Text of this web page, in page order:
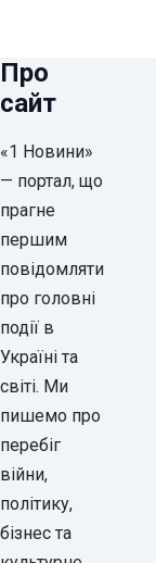
Про
сайт
«1 Новини»
— портал, що
прагне
першим
повідомляти
про головні
події в
Україні та
світі. Ми
пишемо про
перебіг
війни,
політику,
бізнес та